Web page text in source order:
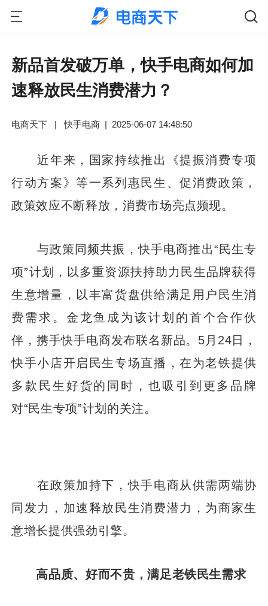
新品首发破万单，快手电商如何加
速释放民生消费潜力？
电商天下 | 快手电商 | 2025-06-07 14:48:50
近年来，国家持续推出《提振消费专项
行动方案》等一系列惠民生、促消费政策，
政策效应不断释放，消费市场亮点频现。
与政策同频共振，快手电商推出“民生专
项”计划，以多重资源扶持助力民生品牌获得
生意增量，以丰富货盘供给满足用户民生消
费需求。金龙鱼成为该计划的首个合作伙
伴，携手快手电商发布联名新品。5月24日，
快手小店开启民生专场直播，在为老铁提供
多款民生好货的同时，也吸引到更多品牌
对“民生专项”计划的关注。
在政策加持下，快手电商从供需两端协
同发力，加速释放民生消费潜力，为商家生
意增长提供强劲引擎。
高品质、好而不贵，满足老铁民生需求